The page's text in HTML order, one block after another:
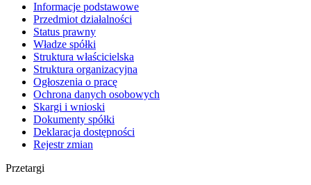
Informacje podstawowe
Przedmiot działalności
Status prawny
Władze spółki
Struktura właścicielska
Struktura organizacyjna
Ogłoszenia o pracę
Ochrona danych osobowych
Skargi i wnioski
Dokumenty spółki
Deklaracja dostępności
Rejestr zmian
Przetargi